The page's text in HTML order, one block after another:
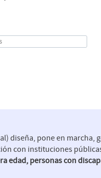
diseña, pone en marcha,
con instituciones
edad, personas con